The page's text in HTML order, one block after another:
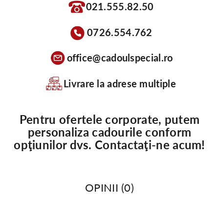
021.555.82.50
0726.554.762
office@cadoulspecial.ro
Livrare la adrese multiple
Pentru ofertele corporate, putem
personaliza cadourile conform
opţiunilor dvs. Contactaţi-ne acum!
OPINII (0)